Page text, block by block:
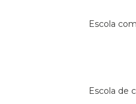
escola
escola